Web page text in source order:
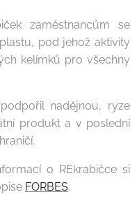
zaměstnancům se
pod jehož aktivity
kelímků pro všechny
nadějnou, ryze
produkt a v poslední
o REkrabičce si
FORBES.